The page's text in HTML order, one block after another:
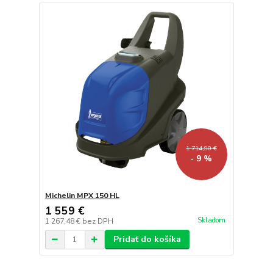
1 714,90 €
- 9 %
Michelin MPX 150 HL
1 559 €
1 267,48 € bez DPH Skladom
Pridať do košíka